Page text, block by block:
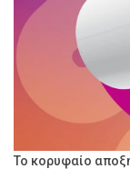
Το κορυφαίο